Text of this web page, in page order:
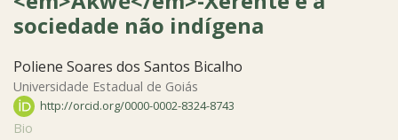
sociedade não indígena
Poliene Soares dos Santos Bicalho
Universidade Estadual de Goiás
http://orcid.org/0000-0002-8324-8743
Bio